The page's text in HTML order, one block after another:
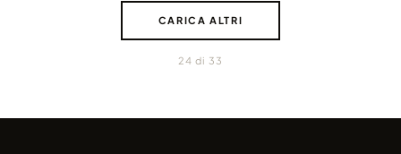
CARICA ALTRI
24 di 33